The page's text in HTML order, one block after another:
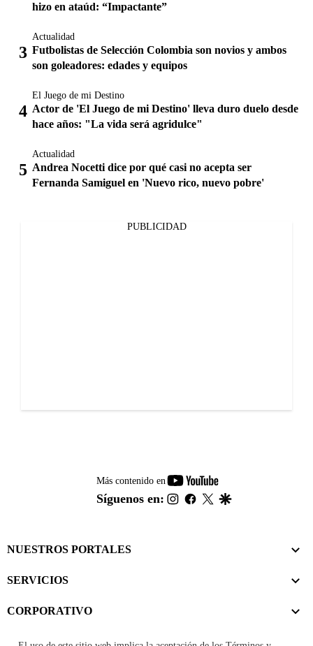
hizo en ataúd: “Impactante”
Actualidad
Futbolistas de Selección Colombia son novios y ambos
son goleadores: edades y equipos
El Juego de mi Destino
Actor de 'El Juego de mi Destino' lleva duro duelo desde
hace años: "La vida será agridulce"
Actualidad
Andrea Nocetti dice por qué casi no acepta ser
Fernanda Samiguel en 'Nuevo rico, nuevo pobre'
PUBLICIDAD
Más contenido en
youtube-
footer
Síguenos en: instagram
facebook
twitter
NUESTROS PORTALES
SERVICIOS
CORPORATIVO